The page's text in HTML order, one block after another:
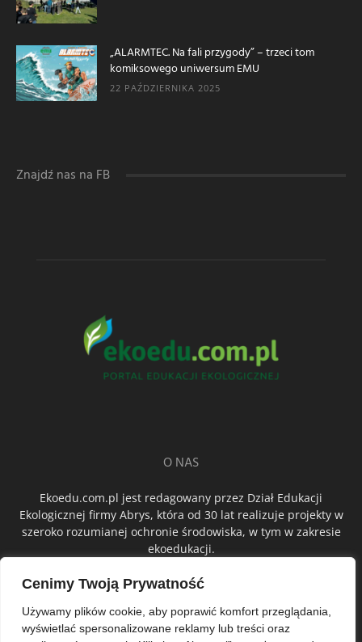
Cenimy Twoją Prywatność
Używamy plików cookie, aby poprawić komfort przeglądania,
wyświetlać spersonalizowane reklamy lub treści oraz
„ALARMTEC. Na fali przygody” – trzeci tom
komiksowego uniwersum EMU
22 PAŹDZIERNIKA 2025
Znajdź nas na FB
O NAS
Ekoedu.com.pl jest redagowany przez Dział Edukacji
Ekologicznej firmy Abrys, która od 30 lat realizuje projekty w
szeroko rozumianej ochronie środowiska, w tym w zakresie
ekoedukacji.
ŚLEDŹ NAS